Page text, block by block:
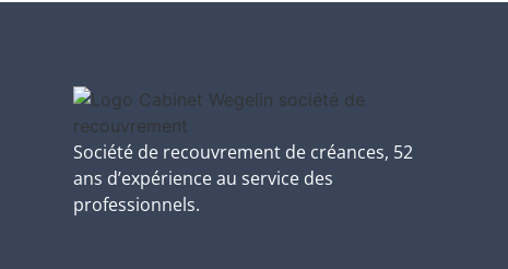
Société de recouvrement de créances, 52
ans d’expérience au service des
professionnels.